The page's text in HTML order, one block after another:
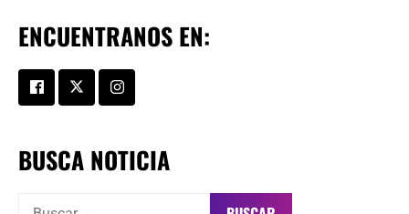
ENCUENTRANOS EN:
BUSCA NOTICIA
Buscar: